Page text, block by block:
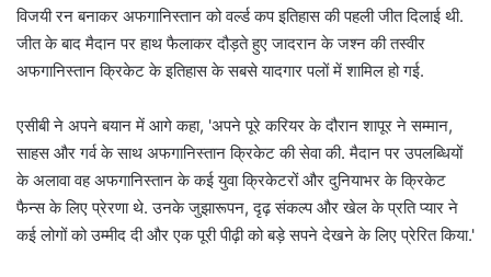
विजयी रन बनाकर अफगानिस्तान को वर्ल्ड कप इतिहास की पहली जीत दिलाई थी.
जीत के बाद मैदान पर हाथ फैलाकर दौड़ते हुए जादरान के जश्न की तस्वीर
अफगानिस्तान क्रिकेट के इतिहास के सबसे यादगार पलों में शामिल हो गई.
एसीबी ने अपने बयान में आगे कहा, 'अपने पूरे करियर के दौरान शापूर ने सम्मान,
साहस और गर्व के साथ अफगानिस्तान क्रिकेट की सेवा की. मैदान पर उपलब्धियों
के अलावा वह अफगानिस्तान के कई युवा क्रिकेटरों और दुनियाभर के क्रिकेट
फैन्स के लिए प्रेरणा थे. उनके जुझारूपन, दृढ़ संकल्प और खेल के प्रति प्यार ने
कई लोगों को उम्मीद दी और एक पूरी पीढ़ी को बड़े सपने देखने के लिए प्रेरित किया.'